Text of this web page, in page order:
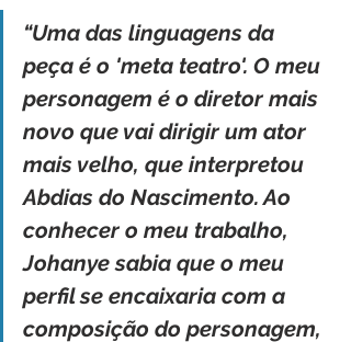
“Uma das linguagens da
peça é o 'meta teatro'. O meu
personagem é o diretor mais
novo que vai dirigir um ator
mais velho, que interpretou
Abdias do Nascimento. Ao
conhecer o meu trabalho,
Johanye sabia que o meu
perfil se encaixaria com a
composição do personagem,